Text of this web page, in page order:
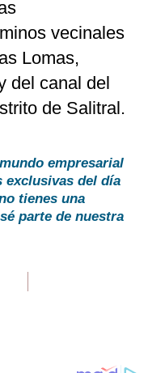
vecinales
Lomas,
del canal del
de Salitral.
empresarial
exclusivas del día
tienes una
parte de nuestra